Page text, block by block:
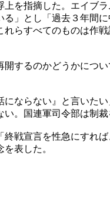
を指摘した。エイブ
」とし「過去３年間
らすべてのものは作戦
するのかどうかにつ
ならない』と言いた
。国連軍司令部は制裁
戦宣言を性急にすれ
表した。